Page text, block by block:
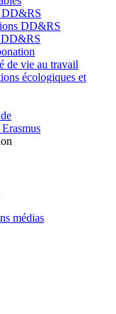
DD&RS
DD&RS
DD&RS
de vie au travail
écologiques et
médias